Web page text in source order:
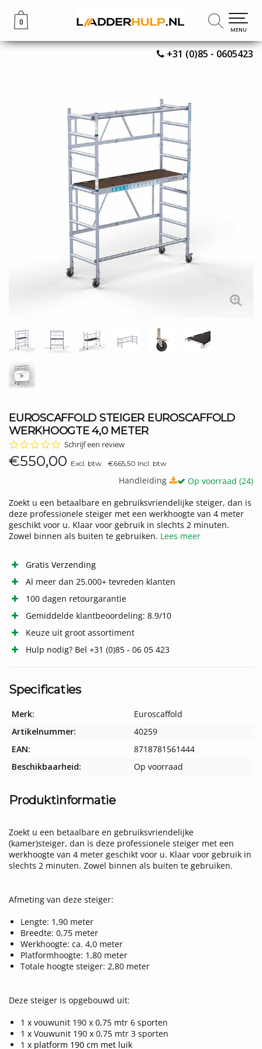
+31 (0)85 - 0605423
0
MENU
0
MENU
EUROSCAFFOLD STEIGER EUROSCAFFOLD
WERKHOOGTE 4,0 METER
0.0
star
rating
Schrijf een review
€550,00 Excl. btw €665,50 Incl. btw
Op voorraad (24)
Handleiding
Zoekt u een betaalbare en gebruiksvriendelijke steiger, dan is
deze professionele steiger met een werkhoogte van 4 meter
geschikt voor u. Klaar voor gebruik in slechts 2 minuten.
Zowel binnen als buiten te gebruiken. Lees meer
Gratis Verzending
Al meer dan 25.000+ tevreden klanten
100 dagen retourgarantie
Gemiddelde klantbeoordeling: 8.9/10
Keuze uit groot assortiment
Hulp nodig? Bel +31 (0)85 - 06 05 423
Specificaties
Merk:
Euroscaffold
Artikelnummer:
40259
EAN:
8718781561444
Beschikbaarheid:
Op voorraad
Produktinformatie
Zoekt u een betaalbare en gebruiksvriendelijke
(kamer)steiger, dan is deze professionele steiger met een
werkhoogte van 4 meter geschikt voor u. Klaar voor gebruik in
slechts 2 minuten. Zowel binnen als buiten te gebruiken.
Afmeting van deze steiger:
Lengte: 1,90 meter
Breedte: 0,75 meter
Werkhoogte: ca. 4,0 meter
Platformhoogte: 1,80 meter
Totale hoogte steiger: 2,80 meter
Deze steiger is opgebouwd uit:
1 x vouwunit 190 x 0,75 mtr 6 sporten
1 x Vouwunit 190 x 0,75 mtr 3 sporten
1 x platform 190 cm met luik